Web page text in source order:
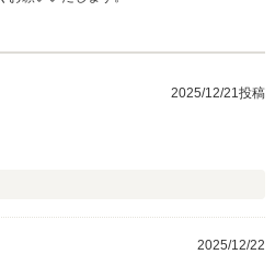
2025/12/21投稿
2025/12/22